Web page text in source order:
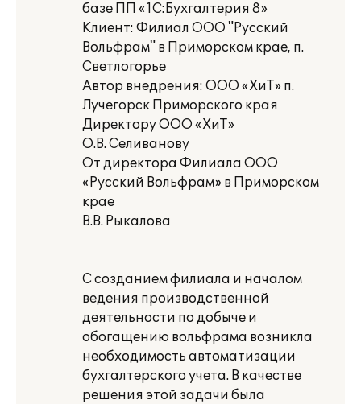
базе ПП «1С:Бухгалтерия 8»
Клиент: Филиал ООО "Русский
Вольфрам" в Приморском крае, п.
Светлогорье
Автор внедрения: ООО «ХиТ» п.
Лучегорск Приморского края
Директору ООО «ХиТ»
О.В. Селиванову
От директора Филиала ООО
«Русский Вольфрам» в Приморском
крае
В.В. Рыкалова
С созданием филиала и началом
ведения производственной
деятельности по добыче и
обогащению вольфрама возникла
необходимость автоматизации
бухгалтерского учета. В качестве
решения этой задачи была